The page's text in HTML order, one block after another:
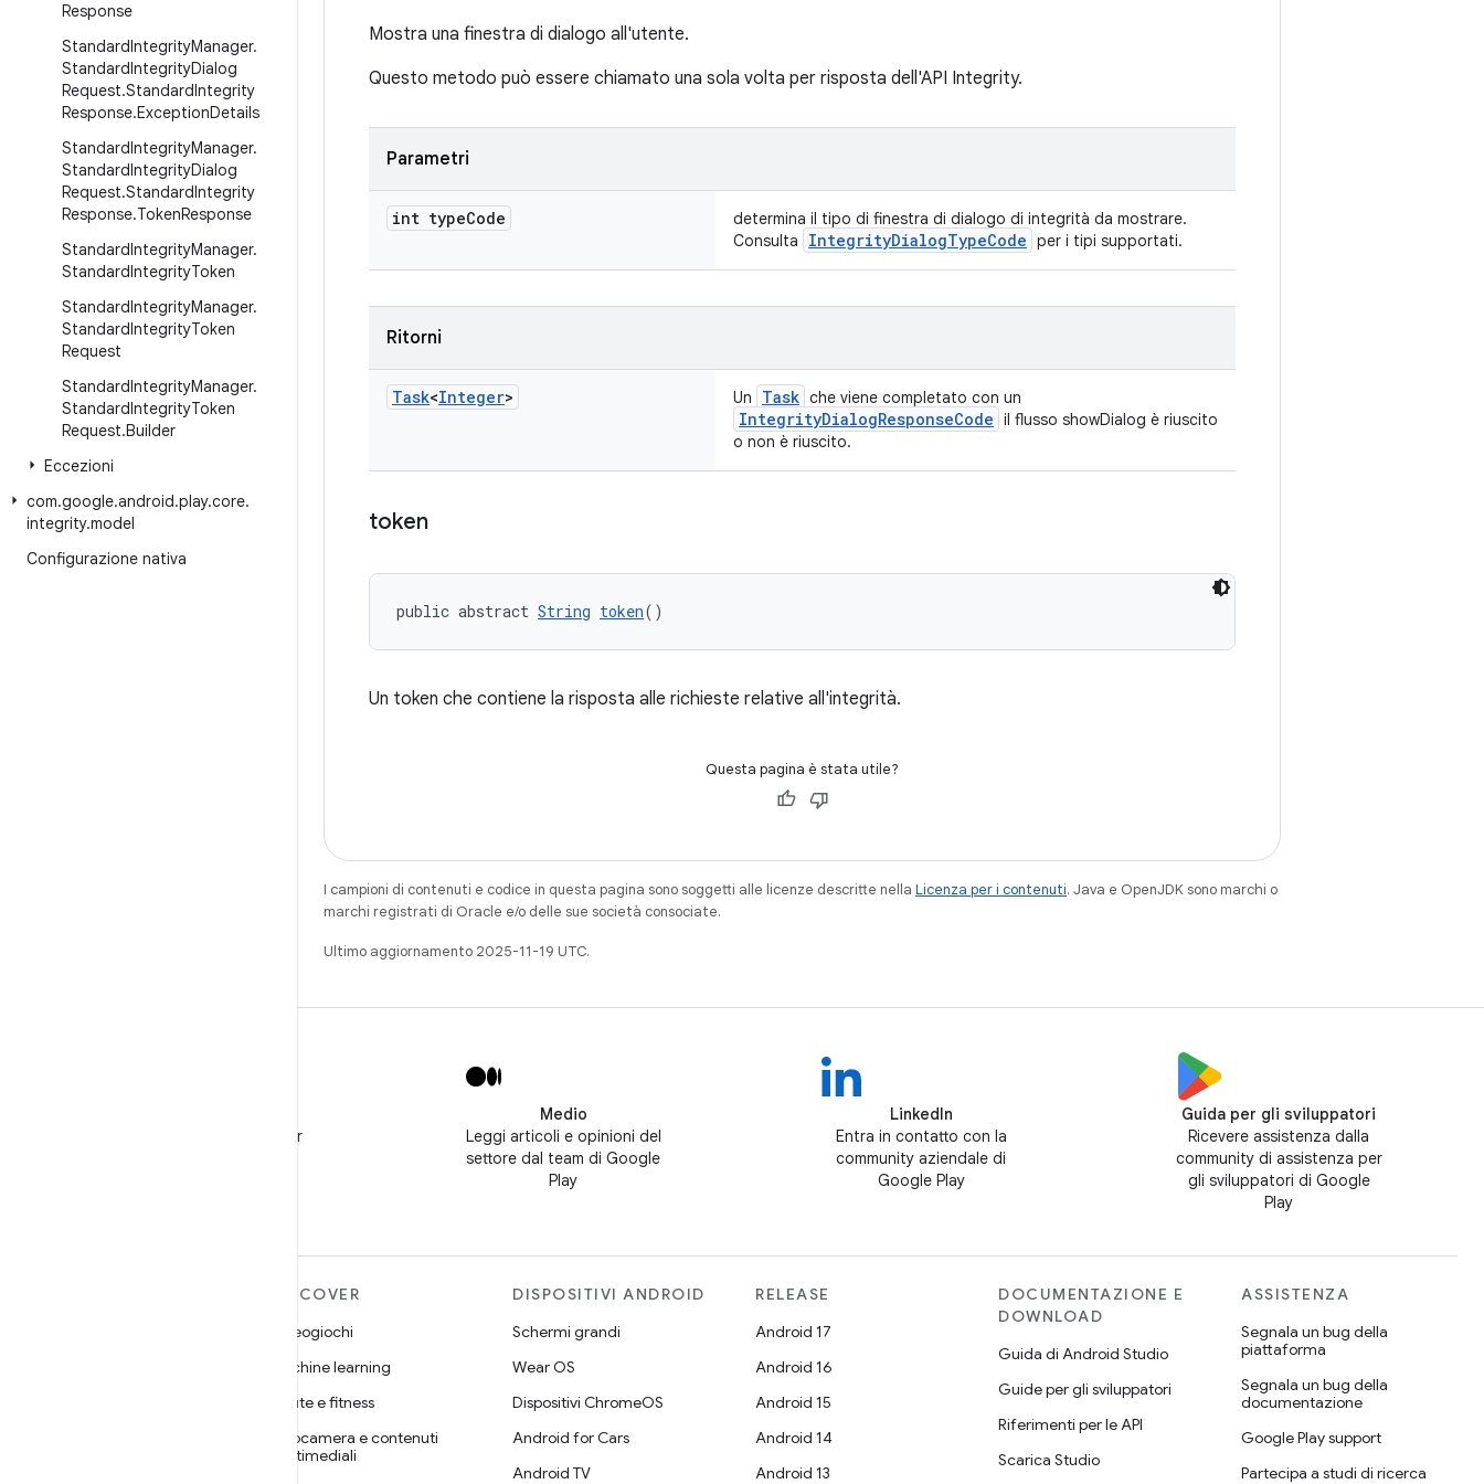
Response
StandardIntegrityManager.
StandardIntegrityDialog
Request.StandardIntegrity
Response.ExceptionDetails
StandardIntegrityManager.
StandardIntegrityDialog
Request.StandardIntegrity
Response.TokenResponse
StandardIntegrityManager.
StandardIntegrityToken
StandardIntegrityManager.
StandardIntegrityToken
Request
StandardIntegrityManager.
StandardIntegrityToken
Request.Builder
Eccezioni
com.google.android.play.core.
integrity.model
Configurazione nativa
Mostra una finestra di dialogo all'utente.
Questo metodo può essere chiamato una sola volta per risposta dell'API Integrity.
Parametri
int typeCode
determina il tipo di finestra di dialogo di integrità da mostrare.
Consulta
IntegrityDialogTypeCode per i tipi supportati.
Ritorni
Task<Integer> Un Task che viene completato con un
IntegrityDialogResponseCode il flusso showDialog è riuscito
o non è riuscito.
token
public abstract String token()
Un token che contiene la risposta alle richieste relative all'integrità.
Questa pagina è stata utile?
I campioni di contenuti e codice in questa pagina sono soggetti alle licenze descritte nella Licenza per i contenuti. Java e OpenJDK sono marchi o
marchi registrati di Oracle e/o delle sue società consociate.
Ultimo aggiornamento 2025-11-19 UTC.
Segui @GooglePlayBiz per
Medio
Leggi articoli e opinioni del
settore dal team di Google
Play
LinkedIn
Entra in contatto con la
community aziendale di
Google Play
Guida per gli sviluppatori
Ricevere assistenza dalla
community di assistenza per
gli sviluppatori di Google
Play
DISCOVER
Videogiochi
Machine learning
Salute e fitness
Fotocamera e contenuti
multimediali
DISPOSITIVI ANDROID
Schermi grandi
Wear OS
Dispositivi ChromeOS
Android for Cars
Android TV
RELEASE
Android 17
Android 16
Android 15
Android 14
Android 13
DOCUMENTAZIONE E
DOWNLOAD
Guida di Android Studio
Guide per gli sviluppatori
Riferimenti per le API
Scarica Studio
ASSISTENZA
Segnala un bug della
piattaforma
Segnala un bug della
documentazione
Google Play support
Partecipa a studi di ricerca